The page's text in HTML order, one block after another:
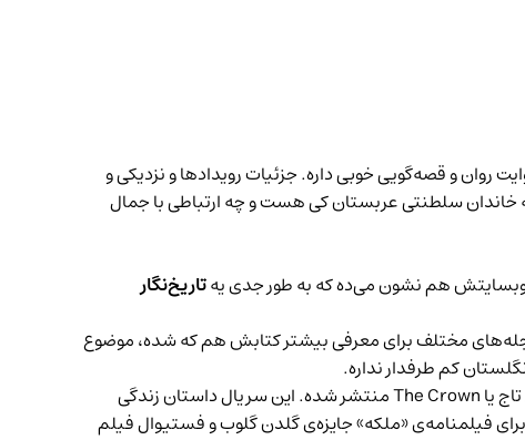
روان و قصه‌گویی خوبی داره. جزئیات رویدادها و نزدیکی و
خاندان سلطنتی عربستان کی هست و چه ارتباطی با جمال
وبسایتش هم نشون می‌ده که به طور جدی یهتاریخ‌نگار
مجله‌های مختلف برای معرفی بیشتر کتابش هم که شده، موضوع
کم طرفدار نداره.
رابرت لیسی از سال ۲۰۱۶ مشاور تاریخی سریال موفق و پرطرفدار The Crownدر نتفلیکس هم هست. تا حالا چهار فصل سریال تاج یا The Crown منتشر شده. این سریال داستان زندگی
برای فیلمنامه‌ی «ملکه» جایزه‌ی گلدن گلوب و فستیوال فیلم